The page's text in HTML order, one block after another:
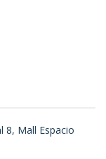
8, Mall Espacio